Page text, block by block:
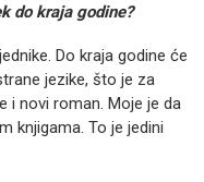
do kraja godine?
Do kraja godine će
jezike, što je za
i novi roman. Moje je da
knjigama. To je jedini